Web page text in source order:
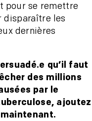
pour se remettre
disparaître les
dernières
qu’il faut
des millions
par le
ajoutez